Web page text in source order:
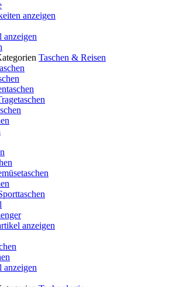
anzeigen
Taschen & Reisen
anzeigen